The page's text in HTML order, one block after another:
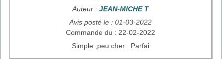
Auteur : JEAN-MICHE T
Avis posté le : 01-03-2022
Commande du : 22-02-2022
Simple ,peu cher . Parfai